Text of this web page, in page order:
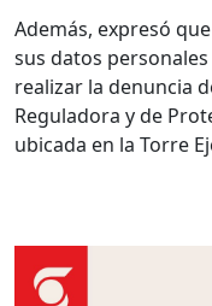
Además, expresó
sus datos
realizar la denuncia
Reguladora y de
ubicada en la Torre